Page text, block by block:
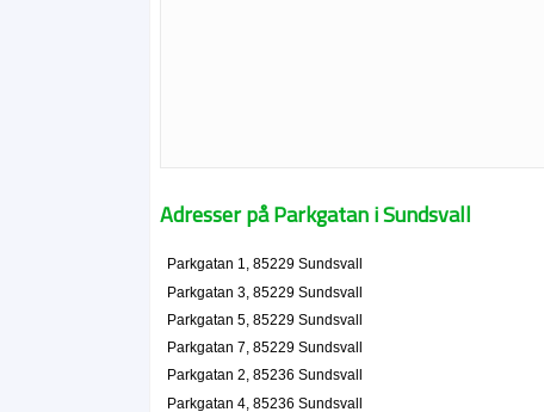
Adresser på Parkgatan i Sundsvall
Parkgatan 1, 85229 Sundsvall
Parkgatan 3, 85229 Sundsvall
Parkgatan 5, 85229 Sundsvall
Parkgatan 7, 85229 Sundsvall
Parkgatan 2, 85236 Sundsvall
Parkgatan 4, 85236 Sundsvall